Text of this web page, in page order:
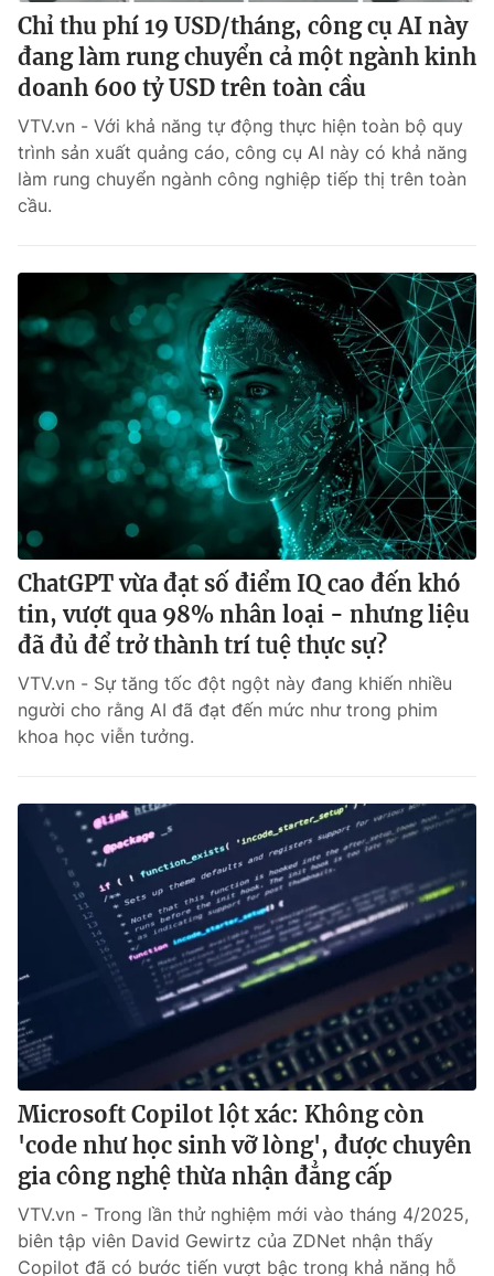
Chỉ thu phí 19 USD/tháng, công cụ AI này
đang làm rung chuyển cả một ngành kinh
doanh 600 tỷ USD trên toàn cầu
VTV.vn - Với khả năng tự động thực hiện toàn bộ quy
trình sản xuất quảng cáo, công cụ AI này có khả năng
làm rung chuyển ngành công nghiệp tiếp thị trên toàn
cầu.
ChatGPT vừa đạt số điểm IQ cao đến khó
tin, vượt qua 98% nhân loại - nhưng liệu
đã đủ để trở thành trí tuệ thực sự?
VTV.vn - Sự tăng tốc đột ngột này đang khiến nhiều
người cho rằng AI đã đạt đến mức như trong phim
khoa học viễn tưởng.
Microsoft Copilot lột xác: Không còn
'code như học sinh vỡ lòng', được chuyên
gia công nghệ thừa nhận đẳng cấp
VTV.vn - Trong lần thử nghiệm mới vào tháng 4/2025,
biên tập viên David Gewirtz của ZDNet nhận thấy
Copilot đã có bước tiến vượt bậc trong khả năng hỗ